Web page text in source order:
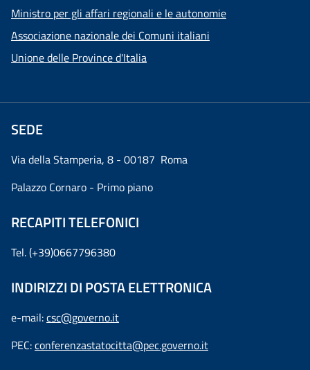
Ministro per gli affari regionali e le autonomie
Associazione nazionale dei Comuni italiani
Unione delle Province d'Italia
SEDE
Via della Stamperia, 8 - 00187 Roma
Palazzo Cornaro - Primo piano
RECAPITI TELEFONICI
Tel. (+39)0667796380
INDIRIZZI DI POSTA ELETTRONICA
e-mail:csc@governo.it
PEC:conferenzastatocitta@pec.governo.it